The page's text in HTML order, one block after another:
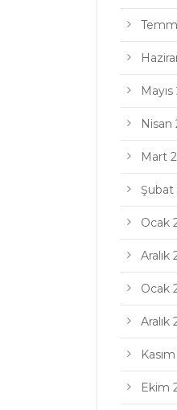
Nisan
Mart
Şubat
Ocak
Aralık
Ocak
Aralık
Ekim